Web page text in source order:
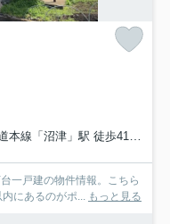
本線「沼津」駅 徒歩41分
一戸建の物件情報。こちら
にあるのがポ... もっと見る